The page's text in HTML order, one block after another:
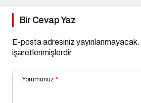
Bir Cevap Yaz
E-posta adresiniz yayınlanmayacak.
işaretlenmişlerdir
Yorumunuz *